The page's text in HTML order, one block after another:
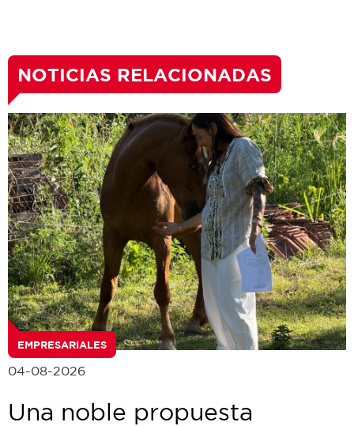
NOTICIAS RELACIONADAS
EMPRESARIALES
04-08-2026
Una noble propuesta